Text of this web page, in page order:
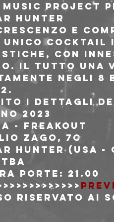
Music Project
HUNTER
e
cocktail
con
Il tutto una
negli 8
i dettagli
2023
- Freakout
Zago, 7c
HUNTER
porte: 21.00
RISERVATO AI